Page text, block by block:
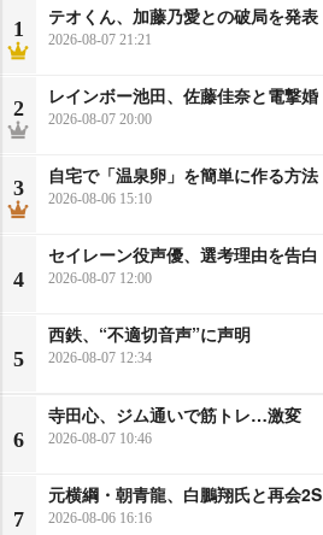
1
テオくん、加藤乃愛との破局を発表
2026-08-07 21:21
2
レインボー池田、佐藤佳奈と電撃婚
2026-08-07 20:00
3
自宅で「温泉卵」を簡単に作る方法
2026-08-06 15:10
4
セイレーン役声優、選考理由を告白
2026-08-07 12:00
5
西鉄、“不適切音声”に声明
2026-08-07 12:34
6
寺田心、ジム通いで筋トレ…激変
2026-08-07 10:46
7
元横綱・朝青龍、白鵬翔氏と再会2S
2026-08-06 16:16